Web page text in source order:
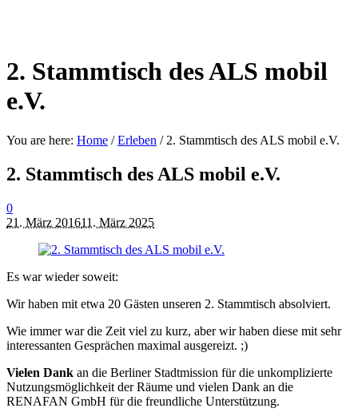
2. Stammtisch des ALS mobil
e.V.
You are here: Home /Erleben / 2. Stammtisch des ALS mobil e.V.
2. Stammtisch des ALS mobil e.V.
0
21. März 201611. März 2025
Es war wieder soweit:
Wir haben mit etwa 20 Gästen unseren 2. Stammtisch absolviert.
Wie immer war die Zeit viel zu kurz, aber wir haben diese mit sehr
interessanten Gesprächen maximal ausgereizt. ;)
Vielen Dank an die Berliner Stadtmission für die unkomplizierte
Nutzungsmöglichkeit der Räume und vielen Dank an die
RENAFAN GmbH für die freundliche Unterstützung.